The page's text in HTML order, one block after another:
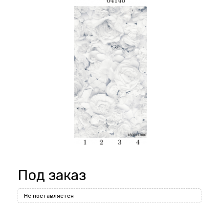
Под заказ
Не поставляется